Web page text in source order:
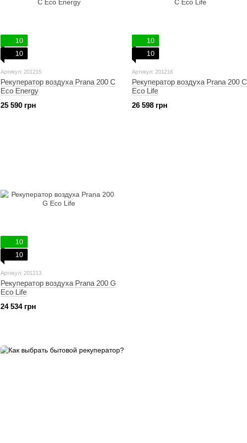
10
10
Артикул: 201215
Рекуператор воздуха Prana 200 C
Eco Energy
25 590 грн
10
10
Артикул: 201216
Рекуператор воздуха Prana 200 C
Eco Life
26 598 грн
10
10
Артикул: 201213
Рекуператор воздуха Prana 200 G
Eco Life
24 534 грн